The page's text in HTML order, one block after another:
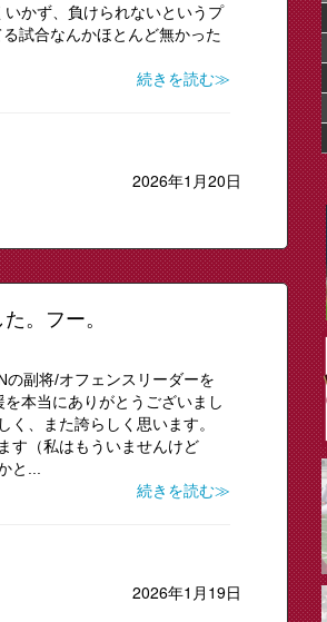
かず、負けられないというプ
試合なんかほとんど無かった
続きを読む≫
2026年1月20日
。フー。
副将/オフェンスリーダーを
本当にありがとうございまし
、また誇らしく思います。
す（私はもういませんけど
と...
続きを読む≫
2026年1月19日